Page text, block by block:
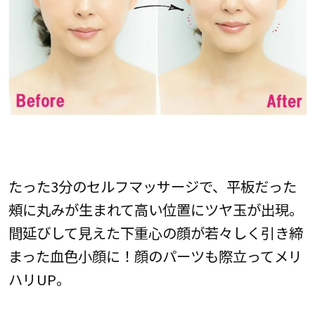
たった3分のセルフマッサージで、平板だった
頰に丸みが生まれて高い位置にツヤ玉が出現。
間延びして見えた下重心の顔が若々しく引き締
まった血色小顔に！顔のパーツも際立ってメリ
ハリUP。